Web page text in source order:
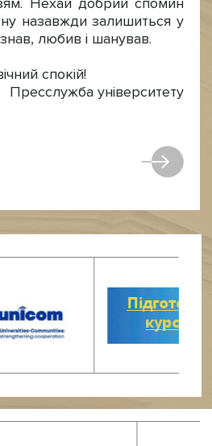
Нехай добрий спомин
назавжди залишиться у
знав, любив і шанував.
спокій!
Пресслужба університету